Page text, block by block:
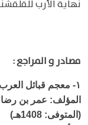
نهاية الأرب
مصادر و المراجع :
١-
معجم قبائل العرب
المؤلف: عمر بن
(المتوفى: 1408هـ)